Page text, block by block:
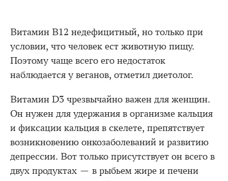
Витамин В12 недефицитный, но только при
условии, что человек ест животную пищу.
Поэтому чаще всего его недостаток
наблюдается у веганов, отметил диетолог.
Витамин D3 чрезвычайно важен для женщин.
Он нужен для удержания в организме кальция
и фиксации кальция в скелете, препятствует
возникновению онкозаболеваний и развитию
депрессии. Вот только присутствует он всего в
двух продуктах — в рыбьем жире и печени